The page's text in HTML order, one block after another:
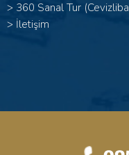
> 360 Sanal Tur
> İletişim